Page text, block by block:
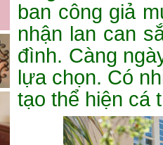
ban công giả
nhận lan can
đình. Càng
lựa chọn. Có
tạo thể hiện cá